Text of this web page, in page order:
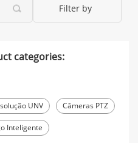
Filter by
categories:
UNV Câmeras PTZ
Inteligente